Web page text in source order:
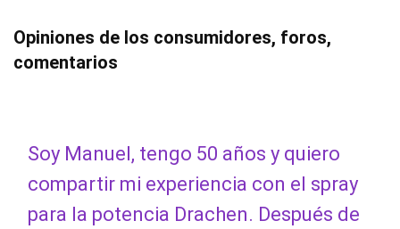
Opiniones de los consumidores, foros,
comentarios
Soy Manuel, tengo 50 años y quiero
compartir mi experiencia con el spray
para la potencia Drachen. Después de